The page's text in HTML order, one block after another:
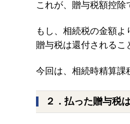
これが、贈与税額控除
もし、相続税の金額
贈与税は還付されるこ
今回は、相続時精算課
２．払った贈与税